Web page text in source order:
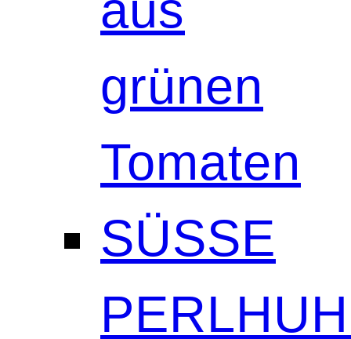
grünen
Tomaten
SÜSSE